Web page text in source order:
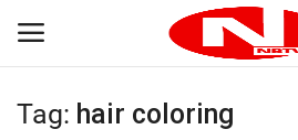
Login
Tag: hair coloring